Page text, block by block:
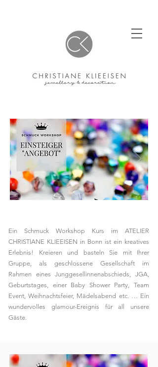
Ein Schmuck Workshop Kurs im ATELIER
CHRISTIANE KLIEEISEN in Bonn ist ein kreatives
Erlebnis! Kreieren und basteln Sie mit Ihrer
Gruppe, als geschlossene Gesellschaft im
Rahmen eines Junggesellinnenabschieds, JGA,
Geburtstages, einer Baby Shower Party, Team
Event, Weihnachtsfeier, Mädelsabend etc. … Ein
wundervolles glamour-Ereignis für all unsere
Gäste.